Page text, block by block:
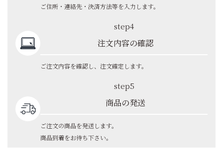
ご住所・連絡先・決済方法等を入力します。
step4
注文内容の確認
ご注文内容を確認し、注文確定します。
step5
商品の発送
ご注文の商品を発送します。
商品到着をお待ち下さい。